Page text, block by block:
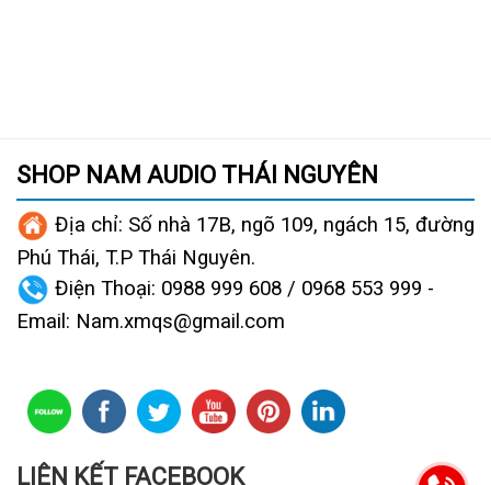
SHOP NAM AUDIO THÁI NGUYÊN
Địa chỉ: Số nhà 17B, ngõ 109, ngách 15, đường
Phú Thái, T.P Thái Nguyên.
Điện Thoại: 0988 999 608 / 0968 553 999 -
Email: Nam.xmqs@gmail.com
LIÊN KẾT FACEBOOK